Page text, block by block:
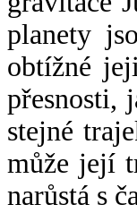
planety
obtížné
přesnosti,
stejné
může její
narůstá s